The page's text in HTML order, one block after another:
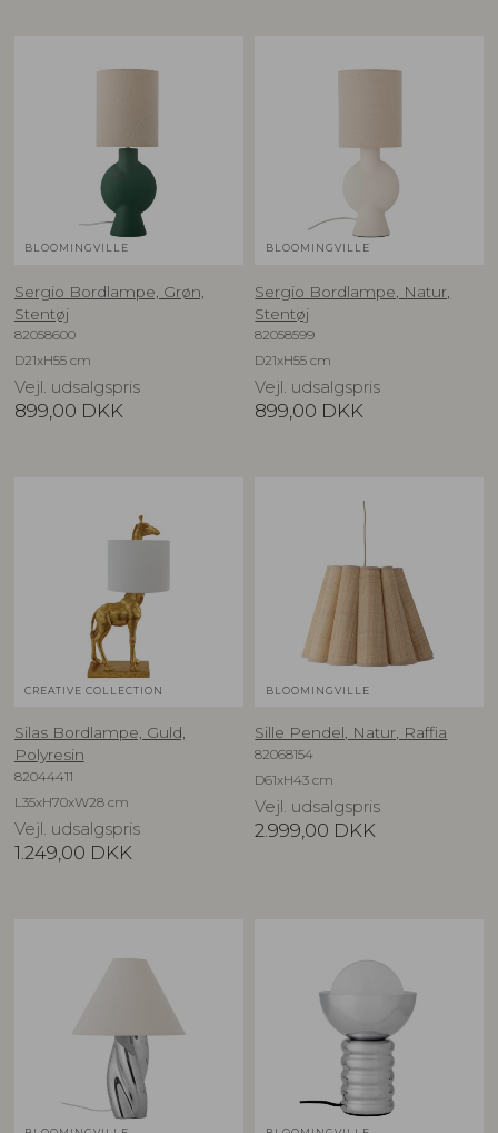
BLOOMINGVILLE
Sergio Bordlampe, Grøn,
Stentøj
82058600
D21xH55 cm
Vejl. udsalgspris
899,00 DKK
BLOOMINGVILLE
Sergio Bordlampe, Natur,
Stentøj
82058599
D21xH55 cm
Vejl. udsalgspris
899,00 DKK
CREATIVE COLLECTION
Silas Bordlampe, Guld,
Polyresin
82044411
L35xH70xW28 cm
Vejl. udsalgspris
1.249,00 DKK
BLOOMINGVILLE
Sille Pendel, Natur, Raffia
82068154
D61xH43 cm
Vejl. udsalgspris
2.999,00 DKK